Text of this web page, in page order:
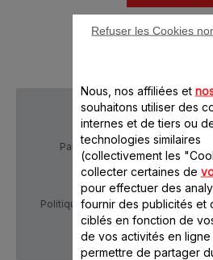
Paiement Sécurisé
Politique de confidentialité
Nous, nos affiliées et
souhaitons utiliser des
internes et de tiers ou
technologies similaires
(collectivement les
collecter certaines de
pour effectuer des
fournir des publicités et
ciblés en fonction de
de vos activités en ligne
permettre de partager
Refuser les Cookies